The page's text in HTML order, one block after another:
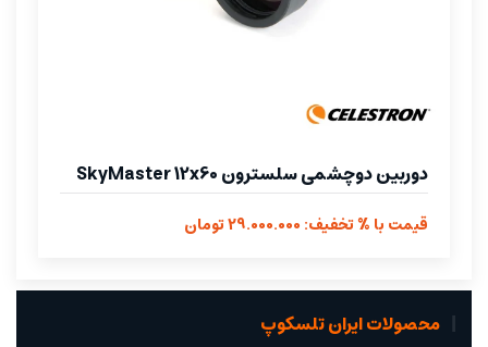
دوربین دوچشمی سلسترون SkyMaster 12x60
قیمت با % تخفیف: 29.000.000 تومان
محصولات ایران تلسکوپ